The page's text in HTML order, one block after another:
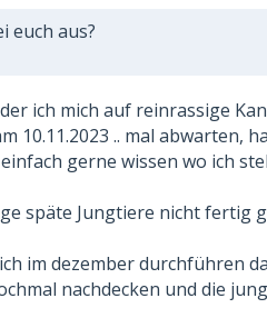
euch aus?
ich mich auf reinrassige
10.11.2023 .. mal abwarten,
gerne wissen wo ich
späte Jungtiere nicht fertig
im dezember durchführen
nachdecken und die